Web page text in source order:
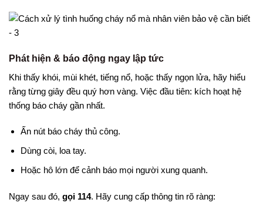
Phát hiện & báo động ngay lập tức
Khi thấy khói, mùi khét, tiếng nổ, hoặc thấy ngọn lửa, hãy hiểu
rằng từng giây đều quý hơn vàng. Việc đầu tiên: kích hoạt hệ
thống báo cháy gần nhất.
Ấn nút báo cháy thủ công.
Dùng còi, loa tay.
Hoặc hô lớn để cảnh báo mọi người xung quanh.
Ngay sau đó, gọi 114. Hãy cung cấp thông tin rõ ràng: